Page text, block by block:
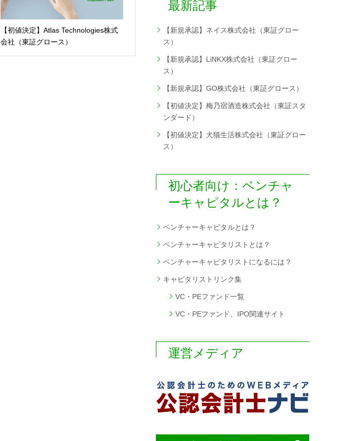
【初値決定】Atlas Technologies株式
会社（東証グロース）
最新記事
【新規承認】ネイス株式会社（東証グロー
ス）
【新規承認】LiNKX株式会社（東証グロー
ス）
【新規承認】GO株式会社（東証グロース）
【初値決定】梅乃宿酒造株式会社（東証スタ
ンダード）
【初値決定】犬猫生活株式会社（東証グロー
ス）
初心者向け：ベンチャ
ーキャピタルとは？
ベンチャーキャピタルとは？
ベンチャーキャピタリストとは？
ベンチャーキャピタリストになるには？
キャピタリストリンク集
VC・PEファンド一覧
VC・PEファンド、IPO関連サイト
運営メディア